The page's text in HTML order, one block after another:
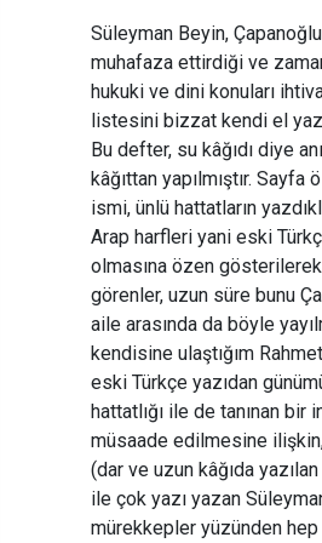
Süleyman Beyin,
muhafaza ettirdiği ve
hukuki ve dini konuları
listesini bizzat kendi el
Bu defter, su kâğıdı diye
kâğıttan yapılmıştır.
ismi, ünlü hattatların
Arap harfleri yani eski
olmasına özen
görenler, uzun süre bunu
aile arasında da böyle
kendisine ulaştığım
eski Türkçe yazıdan
hattatlığı ile de tanınan bir
müsaade edilmesine ilişkin,
(dar ve uzun kâğıda
ile çok yazı yazan
mürekkepler yüzünden hep